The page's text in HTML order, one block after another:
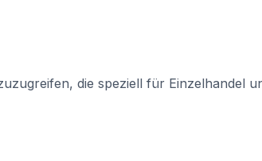
die speziell für Einzelhandel